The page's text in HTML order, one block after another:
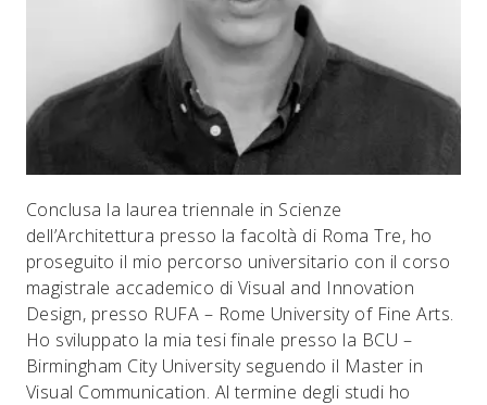
Conclusa la laurea triennale in Scienze
dell’Architettura presso la facoltà di Roma Tre, ho
proseguito il mio percorso universitario con il corso
magistrale accademico di Visual and Innovation
Design, presso RUFA – Rome University of Fine Arts.
Ho sviluppato la mia tesi finale presso la BCU –
Birmingham City University seguendo il Master in
Visual Communication. Al termine degli studi ho